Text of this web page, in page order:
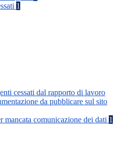
1
cessati dal rapporto di lavoro
da pubblicare sul sito
mancata comunicazione dei dati 1